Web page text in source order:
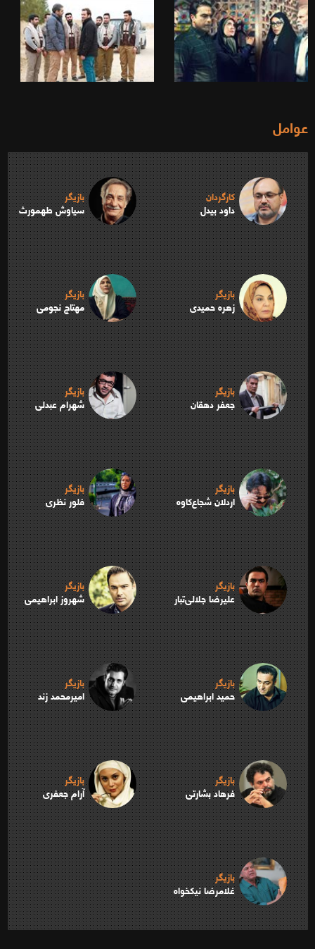
عوامل
کارگردان
داود بیدل
بازیگر
سیاوش طهمورث
بازیگر
زهره حمیدی
بازیگر
مهتاج نجومی
بازیگر
جعفر دهقان
بازیگر
شهرام عبدلی
بازیگر
اردلان شجاع‌کاوه
بازیگر
فلور نظری
بازیگر
علیرضا جلالی‌تبار
بازیگر
شهروز ابراهیمی
بازیگر
حمید ابراهیمی
بازیگر
امیرمحمد زند
بازیگر
فرهاد بشارتی
بازیگر
آرام جعفری
بازیگر
غلامرضا نیکخواه